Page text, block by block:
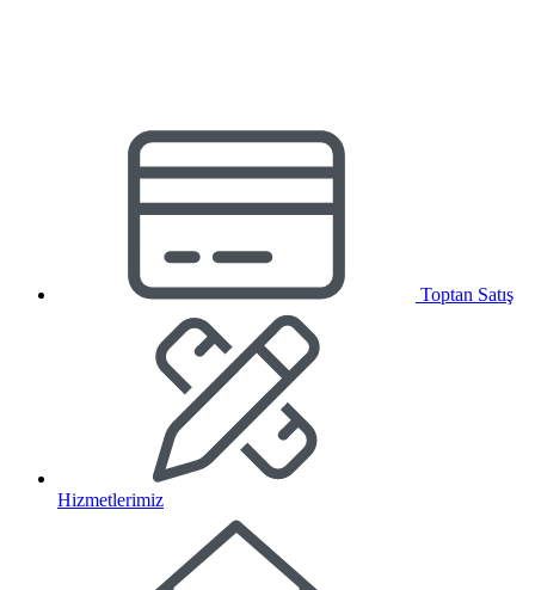
Toptan Satış
Hizmetlerimiz